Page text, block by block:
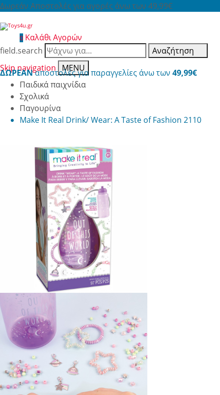
Δωρεάν Αποστολές για αγορές άνω των 49,99€
0 Καλάθι Αγορών
field.search
Αναζήτηση
Skip navigation
MENU
ΔΩΡΕΑΝαποστολές για παραγγελίες άνω των 49,99€
Παιδικά παιχνίδια
Σχολικά
Παγουρίνα
Make It Real Drink/ Wear: A Taste of Fashion 2110